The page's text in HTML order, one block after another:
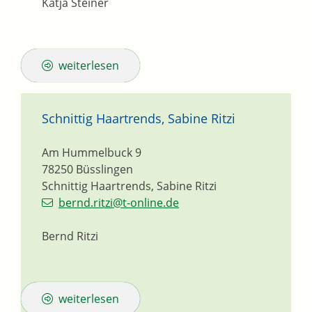
weiterlesen
Schnittig Haartrends, Sabine Ritzi
Schnittig Haartrends, Sabine Ritzi
Am Hummelbuck 9
78250 Büsslingen
bernd.ritzi@t-online.de
Bernd Ritzi
weiterlesen